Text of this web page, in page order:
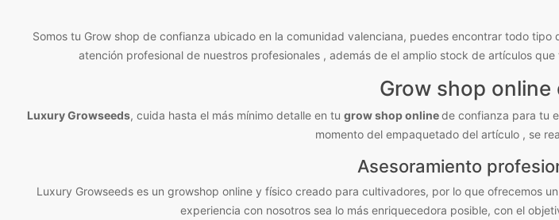
Somos tu Grow shop de confianza ubicado en la comunidad valenciana, puedes encontrar todo
atención profesional de nuestros profesionales , además de el amplio stock de artículos
Grow shop online
Luxury Growseeds, cuida hasta el más mínimo detalle en tu grow shop onlinede confianza para tu
momento del empaquetado del artículo , se
Asesoramiento
Luxury Growseeds es un growshop online y físico creado para cultivadores, por lo que ofrecemos
experiencia con nosotros sea lo más enriquecedora posible, con el